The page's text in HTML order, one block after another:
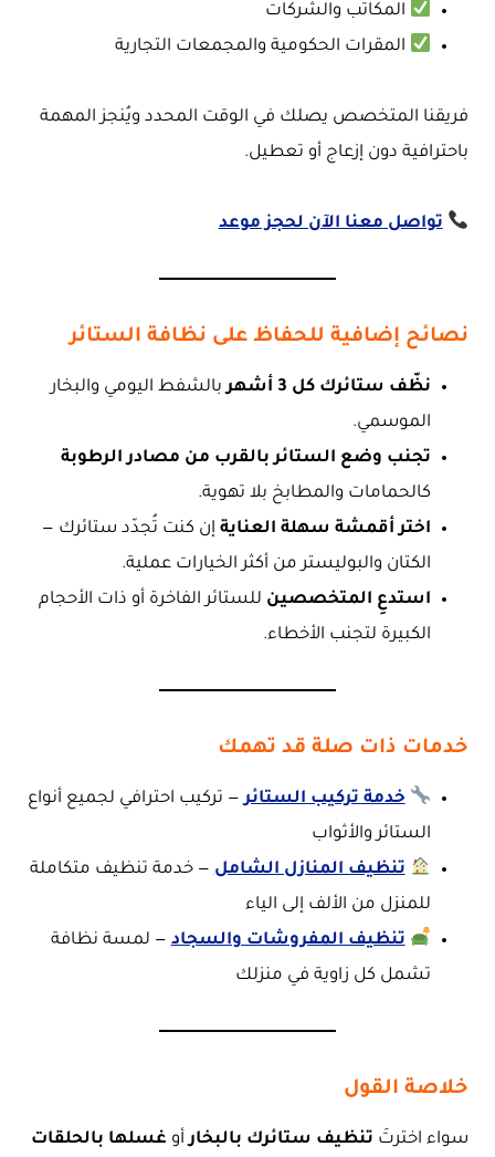
المكاتب والشركات
المقرات الحكومية والمجمعات التجارية
فريقنا المتخصص يصلك في الوقت المحدد ويُنجز المهمة
باحترافية دون إزعاج أو تعطيل.
تواصل معنا الآن لحجز موعد
نصائح إضافية للحفاظ على نظافة الستائر
نظّف ستائرك كل 3 أشهر
بالشفط اليومي والبخار
الموسمي.
تجنب وضع الستائر بالقرب من مصادر الرطوبة
كالحمامات والمطابخ بلا تهوية.
اختر أقمشة سهلة العناية إن كنت تُجدّد ستائرك —
الكتان والبوليستر من أكثر الخيارات عملية.
استدعِ المتخصصين للستائر الفاخرة أو ذات الأحجام
الكبيرة لتجنب الأخطاء.
خدمات ذات صلة قد تهمك
خدمة تركيب الستائر— تركيب احترافي لجميع أنواع
الستائر والأثواب
تنظيف المنازل الشامل— خدمة تنظيف متكاملة
للمنزل من الألف إلى الياء
تنظيف المفروشات والسجاد— لمسة نظافة
تشمل كل زاوية في منزلك
خلاصة القول
سواء اخترتَ تنظيف ستائرك بالبخارأو غسلها بالحلقات